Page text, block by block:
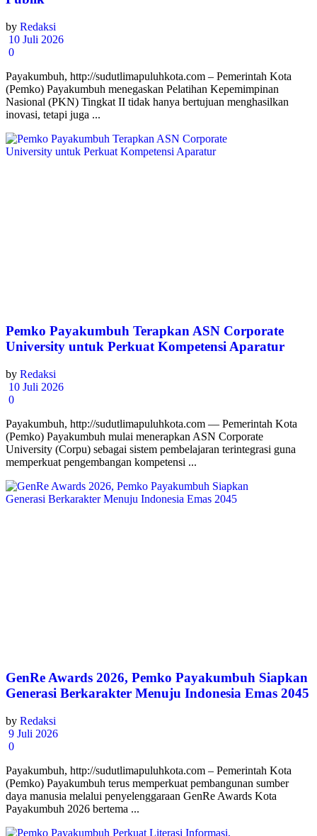
by Redaksi
10 Juli 2026
0
Payakumbuh, http://sudutlimapuluhkota.com – Pemerintah Kota
(Pemko) Payakumbuh menegaskan Pelatihan Kepemimpinan
Nasional (PKN) Tingkat II tidak hanya bertujuan menghasilkan
inovasi, tetapi juga ...
Pemko Payakumbuh Terapkan ASN Corporate
University untuk Perkuat Kompetensi Aparatur
by Redaksi
10 Juli 2026
0
Payakumbuh, http://sudutlimapuluhkota.com — Pemerintah Kota
(Pemko) Payakumbuh mulai menerapkan ASN Corporate
University (Corpu) sebagai sistem pembelajaran terintegrasi guna
memperkuat pengembangan kompetensi ...
GenRe Awards 2026, Pemko Payakumbuh Siapkan
Generasi Berkarakter Menuju Indonesia Emas 2045
by Redaksi
9 Juli 2026
0
Payakumbuh, http://sudutlimapuluhkota.com – Pemerintah Kota
(Pemko) Payakumbuh terus memperkuat pembangunan sumber
daya manusia melalui penyelenggaraan GenRe Awards Kota
Payakumbuh 2026 bertema ...